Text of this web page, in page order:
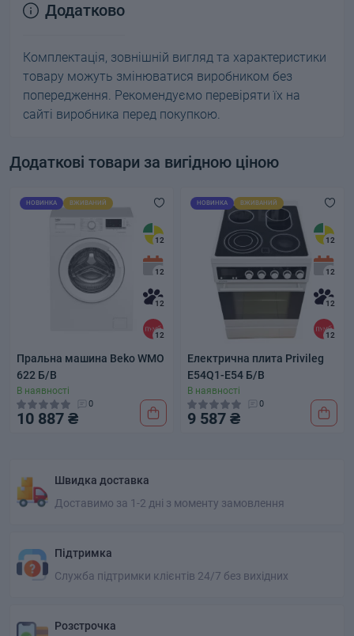
Додатково
Комплектація, зовнішній вигляд та характеристики
товару можуть змінюватися виробником без
попередження. Рекомендуємо перевіряти їх на
сайті виробника перед покупкою.
Додаткові товари за вигідною ціною
НОВИНКА ВЖИВАНИЙ
12
12
12
12
Пральна машина Beko WMO
622 Б/В
В наявності
0
10 887 ₴
НОВИНКА ВЖИВАНИЙ
12
12
12
12
Електрична плита Privileg
E54Q1-E54 Б/В
В наявності
0
9 587 ₴
Швидка доставка
Доставимо за 1-2 дні з моменту замовлення
Підтримка
Служба підтримки клієнтів 24/7 без вихідних
Розстрочка